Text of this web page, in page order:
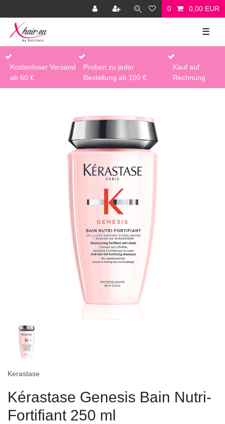
0 0,00 EUR
☰
Kostenloser Versand
ab 60 €
Proben zu jeder
Bestellung ab 100 €
Kauf auf
Rechnung
Kerastase
Kérastase Genesis Bain Nutri-
Fortifiant 250 ml